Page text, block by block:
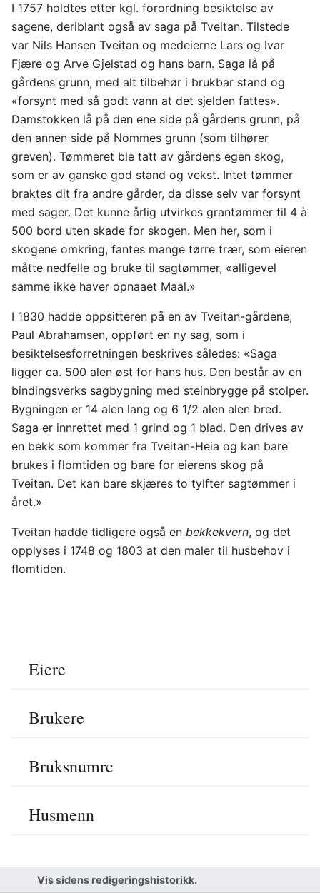
I 1757 holdtes etter kgl. forordning besiktelse av
sagene, deriblant også av saga på Tveitan. Tilstede
var Nils Hansen Tveitan og medeierne Lars og Ivar
Fjære og Arve Gjelstad og hans barn. Saga lå på
gårdens grunn, med alt tilbehør i brukbar stand og
«forsynt med så godt vann at det sjelden fattes».
Damstokken lå på den ene side på gårdens grunn, på
den annen side på Nommes grunn (som tilhører
greven). Tømmeret ble tatt av gårdens egen skog,
som er av ganske god stand og vekst. Intet tømmer
braktes dit fra andre gårder, da disse selv var forsynt
med sager. Det kunne årlig utvirkes grantømmer til 4 à
500 bord uten skade for skogen. Men her, som i
skogene omkring, fantes mange tørre trær, som eieren
måtte nedfelle og bruke til sagtømmer, «alligevel
samme ikke haver opnaaet Maal.»
I 1830 hadde oppsitteren på en av Tveitan-gårdene,
Paul Abrahamsen, oppført en ny sag, som i
besiktelsesforretningen beskrives således: «Saga
ligger ca. 500 alen øst for hans hus. Den består av en
bindingsverks sagbygning med steinbrygge på stolper.
Bygningen er 14 alen lang og 6 1/2 alen alen bred.
Saga er innrettet med 1 grind og 1 blad. Den drives av
en bekk som kommer fra Tveitan-Heia og kan bare
brukes i flomtiden og bare for eierens skog på
Tveitan. Det kan bare skjæres to tylfter sagtømmer i
året.»
Tveitan hadde tidligere også en bekkekvern, og det
opplyses i 1748 og 1803 at den maler til husbehov i
flomtiden.
Eiere
Brukere
Bruksnumre
Husmenn
Vis sidens redigeringshistorikk.